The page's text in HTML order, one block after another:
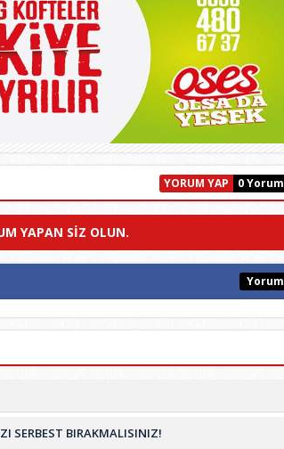
0 Yorum
YORUM YAP
YAPAN SIZ OLUN.
Yorum
SERBEST BIRAKMALISINIZ!